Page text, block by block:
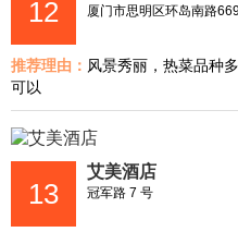
12 厦门市思明区环岛南路
推荐理由： 风景秀丽，热菜品种
可以
13
艾美酒店
冠军路 7 号